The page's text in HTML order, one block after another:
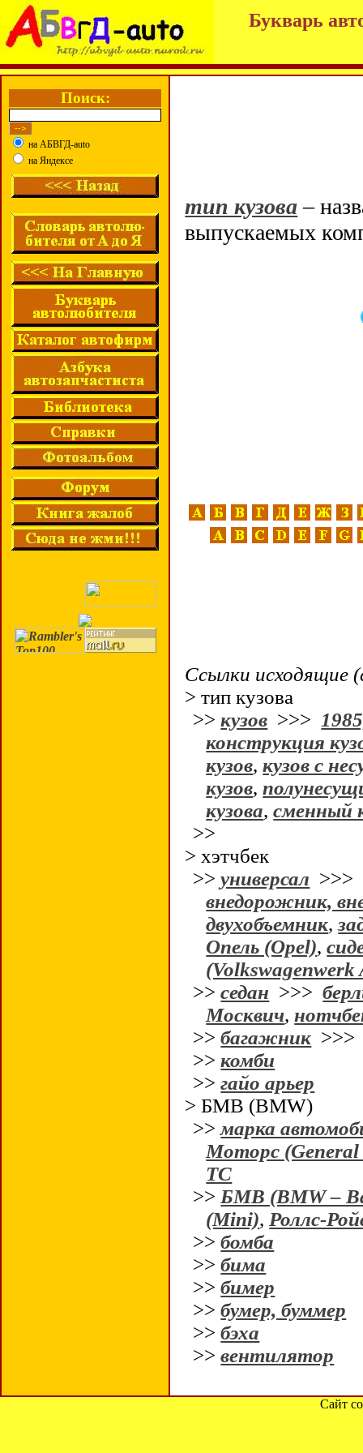
Букварь
Поиск:
на АБВГД-auto
на Яндексе
тип кузова–
выпускаемых
Ссылки исходящие
> тип кузова
>>кузов >>>
конструкция
кузов,кузов с
кузов,
кузова,сменный
>>
> хэтчбек
>>универсал >>>
внедорожник,
двухобъемник,
Опель (Opel),
(Volkswagenwerk
>>седан >>>
Москвич,
>>багажник
>>комби
>>гайо арьер
> БМВ (BMW)
>>марка
Моторс
ТС
>> БМВ (BMW –
(Mini), Роллс-
>>бомба
>>бима
>>бимер
>>бумер, буммер
>>бэха
>>вентилятор
Сайт